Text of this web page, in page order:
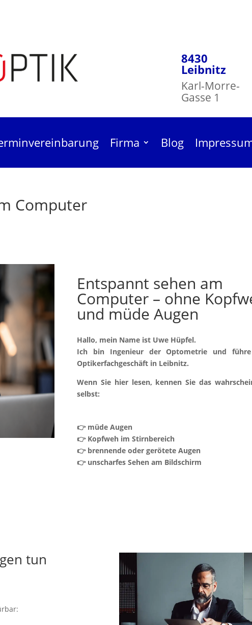
8430
Leibnitz
Karl-Morre-
Gasse 1
Firma Blog
Computer
Entspannt sehen am
Computer – ohne
und müde Augen
Hallo, mein Name ist Uwe Hüpfel.
Ich bin Ingenieur der Optometrie und
Optikerfachgeschäft in Leibnitz.
Wenn Sie hier lesen, kennen Sie das
selbst:
👉 müde Augen
👉 Kopfweh im Stirnbereich
👉 brennende oder gerötete Augen
👉 unscharfes Sehen am Bildschirm
tun